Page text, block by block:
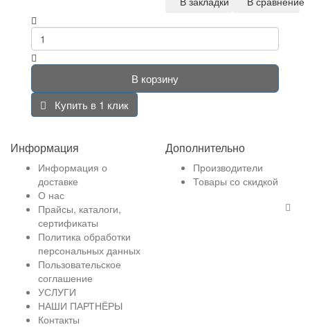
В корзину
Купить в 1 клик
Информация
Информация о
доставке
О нас
Прайсы, каталоги,
сертификаты
Политика обработки
персональных данных
Пользовательское
соглашение
УСЛУГИ
НАШИ ПАРТНЁРЫ
Контакты
Дополнительно
Производители
Товары со скидкой